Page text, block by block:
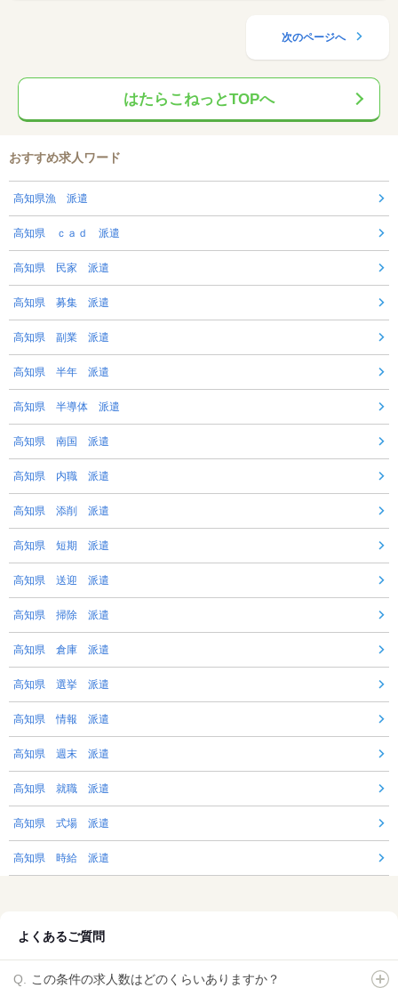
次のページへ
はたらこねっとTOPへ
おすすめ求人ワード
高知県漁 派遣
高知県 ｃａｄ 派遣
高知県 民家 派遣
高知県 募集 派遣
高知県 副業 派遣
高知県 半年 派遣
高知県 半導体 派遣
高知県 南国 派遣
高知県 内職 派遣
高知県 添削 派遣
高知県 短期 派遣
高知県 送迎 派遣
高知県 掃除 派遣
高知県 倉庫 派遣
高知県 選挙 派遣
高知県 情報 派遣
高知県 週末 派遣
高知県 就職 派遣
高知県 式場 派遣
高知県 時給 派遣
よくあるご質問
この条件の求人数はどのくらいありますか？